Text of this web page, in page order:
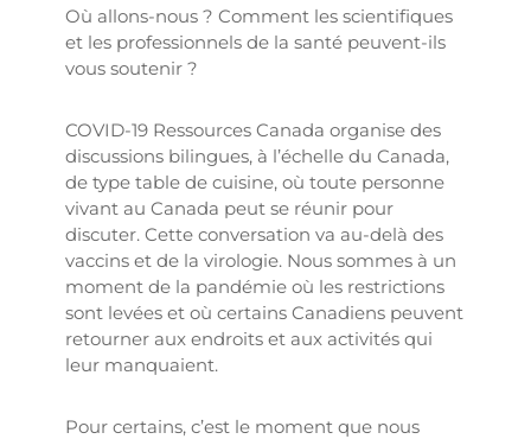
Où allons-nous ? Comment les scientifiques
et les professionnels de la santé peuvent-ils
vous soutenir ?
COVID-19 Ressources Canada organise des
discussions bilingues, à l’échelle du Canada,
de type table de cuisine, où toute personne
vivant au Canada peut se réunir pour
discuter. Cette conversation va au-delà des
vaccins et de la virologie. Nous sommes à un
moment de la pandémie où les restrictions
sont levées et où certains Canadiens peuvent
retourner aux endroits et aux activités qui
leur manquaient.
Pour certains, c’est le moment que nous